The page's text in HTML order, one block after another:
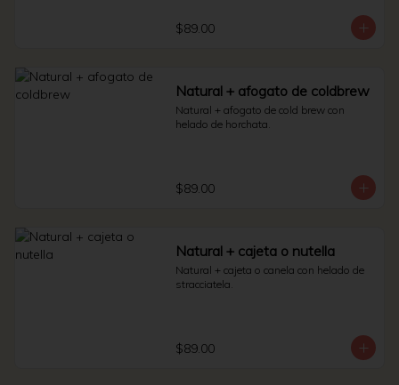
$89.00
Natural + afogato de coldbrew
Natural + afogato de cold brew con
helado de horchata.
$89.00
Natural + cajeta o nutella
Natural + cajeta o canela con helado de
stracciatela.
$89.00